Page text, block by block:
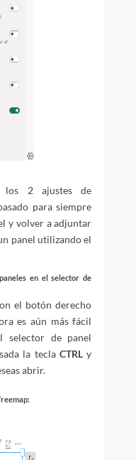
los 2 ajustes de
para siempre
y volver a adjuntar
panel utilizando el
en el selector de
el botón derecho
es aún más fácil
selector de panel
la teclaCTRL y
abrir.